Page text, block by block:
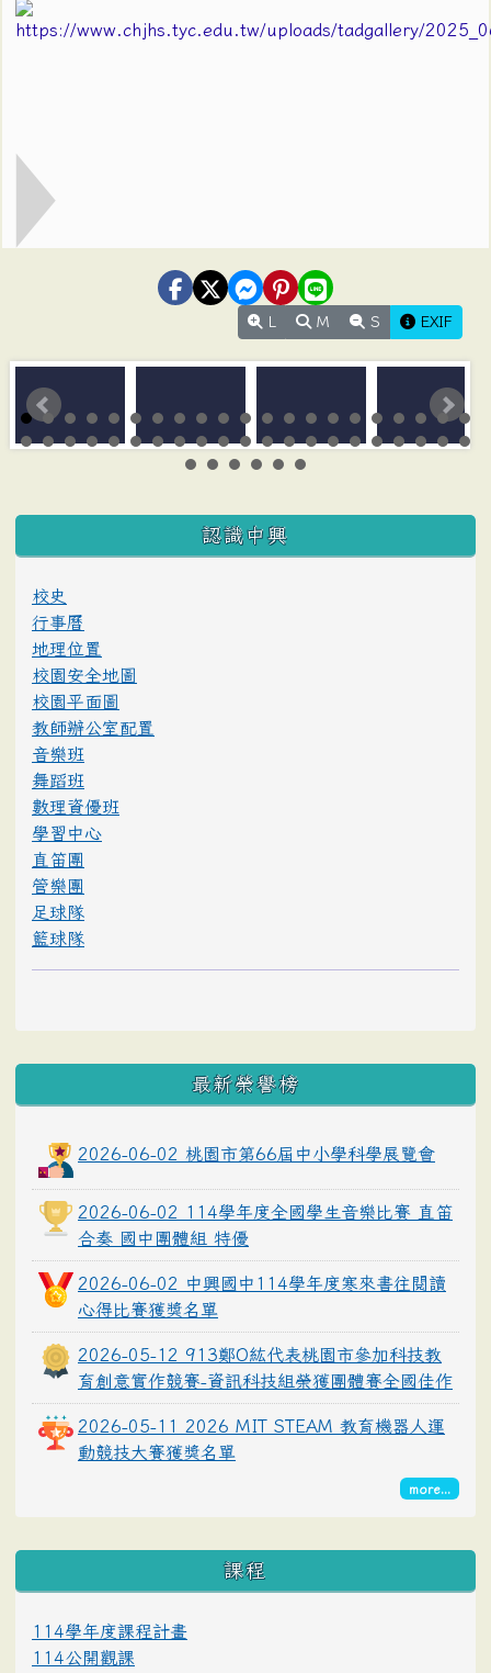
M S EXIF
:::
認識中興
校史
行事曆
地理位置
校園安全地圖
校園平面圖
教師辦公室配置
音樂班
舞蹈班
數理資優班
學習中心
直笛團
管樂團
足球隊
籃球隊
最新榮譽榜
2026-06-02 桃園市第66屆中小學科學展覽會
2026-06-02 114學年度全國學生音樂比賽 直笛
合奏 國中團體組 特優
2026-06-02 中興國中114學年度寒來書往閱讀
心得比賽獲獎名單
2026-05-12 913鄭O紘代表桃園市參加科技教
育創意實作競賽-資訊科技組榮獲團體賽全國佳作
2026-05-11 2026 MIT STEAM 教育機器人運
動競技大賽獲獎名單
more...
課程
114學年度課程計畫
114公開觀課